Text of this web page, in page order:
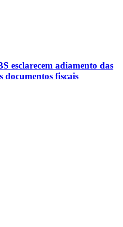
esclarecem adiamento das
documentos fiscais